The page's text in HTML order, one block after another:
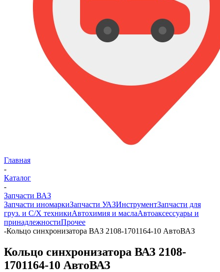
Главная
-
Каталог
-
Запчасти ВАЗ
Запчасти иномаркиЗапчасти УАЗИнструментЗапчасти для
груз. и С/Х техникиАвтохимия и маслаАвтоаксессуары и
принадлежностиПрочее
-Кольцо синхронизатора ВАЗ 2108-1701164-10 АвтоВАЗ
Кольцо синхронизатора ВАЗ 2108-
1701164-10 АвтоВАЗ